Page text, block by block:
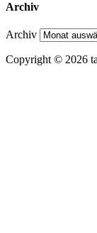
Archiv
Archiv
Copyright © 2026